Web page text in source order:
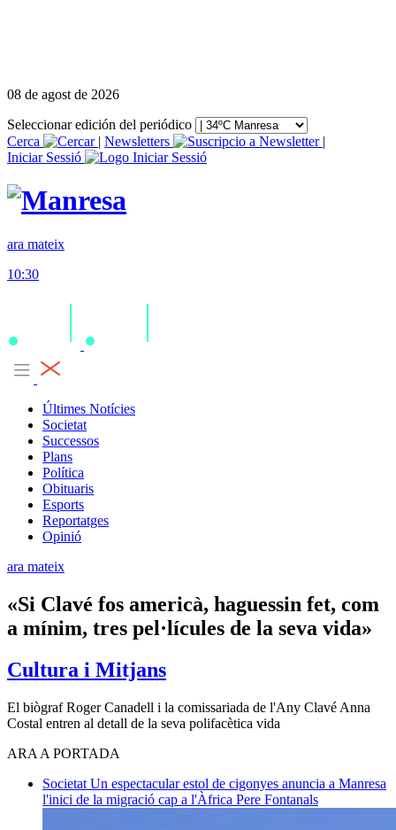
08 de agost de 2026
Seleccionar edición del periódico
Cerca
| Newsletters
|
Iniciar Sessió
ara mateix
10:30
Últimes Notícies
Societat
Successos
Plans
Política
Obituaris
Esports
Reportatges
Opinió
ara mateix
«Si Clavé fos americà, haguessin fet, com
a mínim, tres pel·lícules de la seva vida»
Cultura i Mitjans
El biògraf Roger Canadell i la comissariada de l'Any Clavé Anna
Costal entren al detall de la seva polifacètica vida
ARA A PORTADA
Societat Un espectacular estol de cigonyes anuncia a Manresa
l'inici de la migració cap a l'Àfrica Pere Fontanals